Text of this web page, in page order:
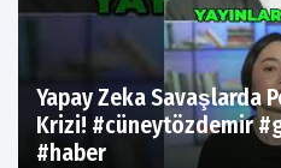
Yapay Zeka Savaşlarda
Krizi! #cüneytözdemir
#haber